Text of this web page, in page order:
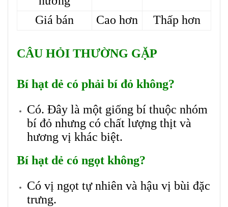
Giá bán
Cao hơn Thấp hơn
CÂU HỎI THƯỜNG GẶP
Bí hạt dẻ có phải bí đỏ không?
Có. Đây là một giống bí thuộc nhóm
bí đỏ nhưng có chất lượng thịt và
hương vị khác biệt.
Bí hạt dẻ có ngọt không?
Có vị ngọt tự nhiên và hậu vị bùi đặc
trưng.